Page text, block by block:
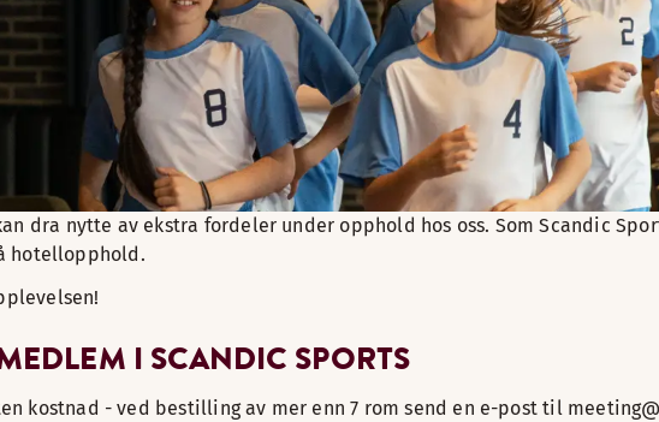
dra nytte av ekstra fordeler under opphold hos oss. Som Scandic
hotellopphold.
I SCANDIC SPORTS
kostnad - ved bestilling av mer enn 7 rom send en e-post til